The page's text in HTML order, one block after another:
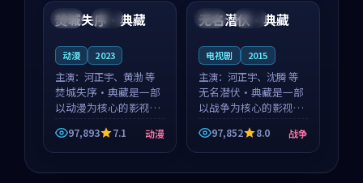
法国 独播
焚城失序·典藏
动漫 2023
主演： 河正宇、黄渤 等
焚城失序·典藏是一部
以动漫为核心的影视作
品，围绕危机、反转与
人物成长展开，整体节
奏紧凑，值得推荐观
97,893 7.1 动漫
英国 热播
无名潜伏·典藏
电视剧 2015
主演： 河正宇、沈腾 等
无名潜伏·典藏是一部
以战争为核心的影视作
品，围绕危机、反转与
人物成长展开，整体节
奏紧凑，值得推荐观
97,852 8.0 战争